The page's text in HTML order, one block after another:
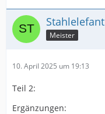
Stahlelefant
Meister
10. April 2025 um 19:13
Teil 2:
Ergänzungen: